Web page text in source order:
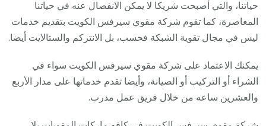
حياتنا، والتي أصبحت شريكا لا يمكن الانفصال عنه في حياتنا
المعاصرة، كما تقوم شركة مقوي سيرفس الكويت بتقديم خدمات
ليس في مجال تقوية الشبكة فحسب، بل الانتركم والستالايت أيضا.
يمكنك الاعتماد على شركة مقوي سيرفس الكويت سواء في
الشراء أو التركيب أو الصيانة، وأيضا تقدم خدماتها على مدار الأربع
والعشرين ساعه من خلال فريق عمل مدرب.